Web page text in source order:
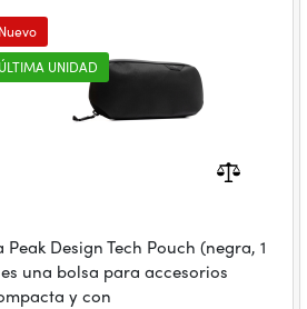
Nuevo
ÚLTIMA UNIDAD
Peak Design Tech Pouch (negra, 1
una bolsa para accesorios
y con